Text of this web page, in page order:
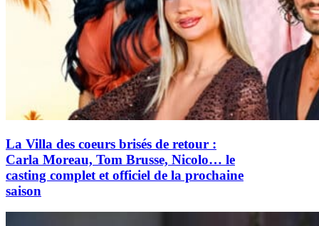
La Villa des coeurs brisés de retour :
Carla Moreau, Tom Brusse, Nicolo… le
casting complet et officiel de la prochaine
saison